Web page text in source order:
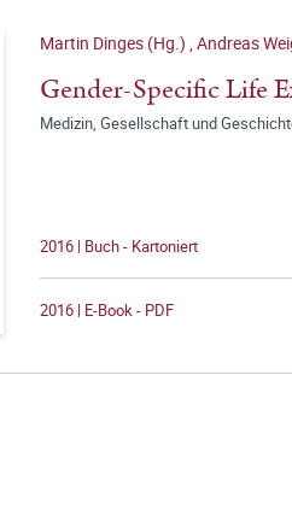
Martin Dinges (Hg.) ,Andreas
Gender-Specific Life
Medizin, Gesellschaft und
2016 | Buch - Kartoniert
2016 | E-Book - PDF